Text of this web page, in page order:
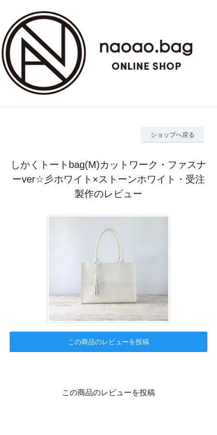
ショップへ戻る
しかくトートbag(M)カットワーク・ファスナ
ーver☆彡ホワイト×ストーンホワイト・受注
製作のレビュー
この商品のレビューを投稿
この商品のレビューを投稿